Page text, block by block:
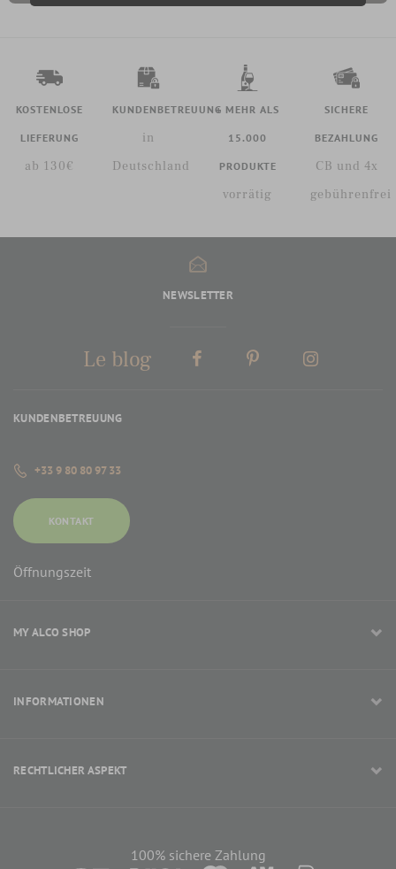
KOSTENLOSE
LIEFERUNG
ab 130€
KUNDENBETREUUNG
in
Deutschland
+ MEHR ALS
15.000
PRODUKTE
vorrätig
SICHERE
BEZAHLUNG
CB und 4x
gebührenfrei
NEWSLETTER
Le blog
KUNDENBETREUUNG
+33 9 80 80 97 33
KONTAKT
Öffnungszeit
MY ALCO SHOP
INFORMATIONEN
RECHTLICHER ASPEKT
100% sichere Zahlung